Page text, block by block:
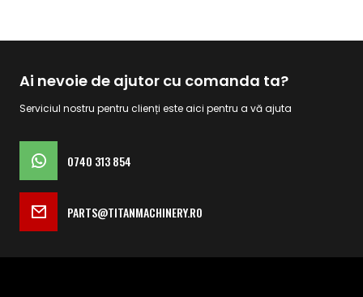
Ai nevoie de ajutor cu comanda ta?
Serviciul nostru pentru clienți este aici pentru a vă ajuta
0740 313 854
PARTS@TITANMACHINERY.RO